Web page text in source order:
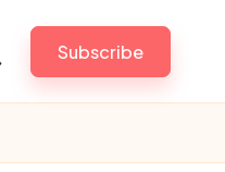
Subscribe